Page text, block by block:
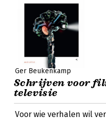
Ger Beukenkamp
Schrijven voor
televisie
Voor wie verhalen wil